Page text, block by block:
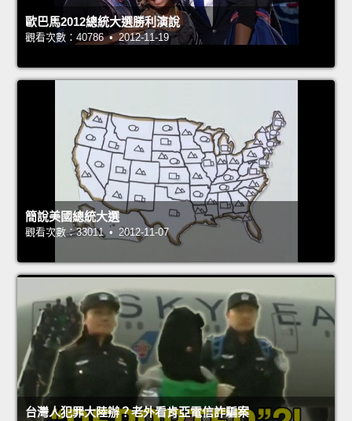
歐巴馬2012總統大選勝利演說
觀看次數：40786 • 2012-11-19
簡說美國總統大選
觀看次數：33011 • 2012-11-07
台灣人犯罪大陸辦？老外看肯亞電信詐騙案